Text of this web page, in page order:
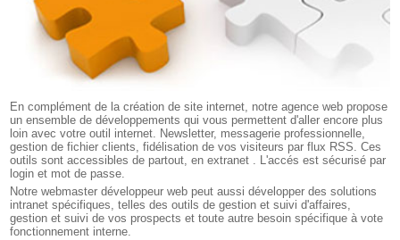
En complément de la création de site internet, notreagence web propose
un ensemble de développements qui vous permettent d'aller encore plus
loin avec votre outil internet. Newsletter, messagerie professionnelle,
gestion de fichier clients, fidélisation de vos visiteurs par flux RSS. Ces
outils sont accessibles de partout, en extranet . L'accés est sécurisé par
login et mot de passe.
Notre webmaster développeur web peut aussi développer des solutions
intranet spécifiques, telles des outils de gestion et suivi d'affaires,
gestion et suivi de vos prospects et toute autre besoin spécifique à vote
fonctionnement interne.